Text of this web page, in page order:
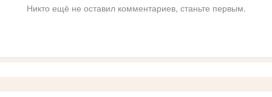
Никто ещё не оставил комментариев, станьте первым.